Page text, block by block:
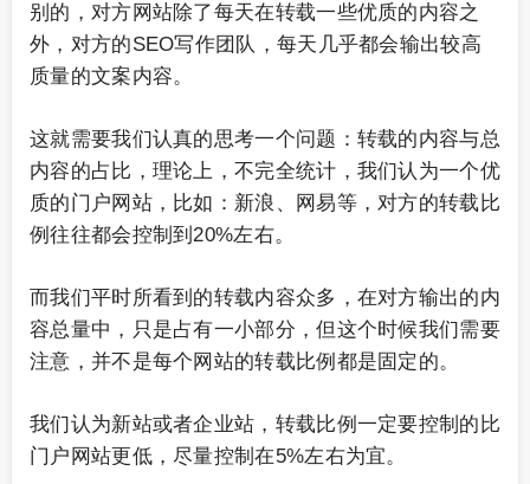
别的，对方网站除了每天在转载一些优质的内容之
外，对方的SEO写作团队，每天几乎都会输出较高
质量的文案内容。
这就需要我们认真的思考一个问题：转载的内容与总
内容的占比，理论上，不完全统计，我们认为一个优
质的门户网站，比如：新浪、网易等，对方的转载比
例往往都会控制到20%左右。
而我们平时所看到的转载内容众多，在对方输出的内
容总量中，只是占有一小部分，但这个时候我们需要
注意，并不是每个网站的转载比例都是固定的。
我们认为新站或者企业站，转载比例一定要控制的比
门户网站更低，尽量控制在5%左右为宜。